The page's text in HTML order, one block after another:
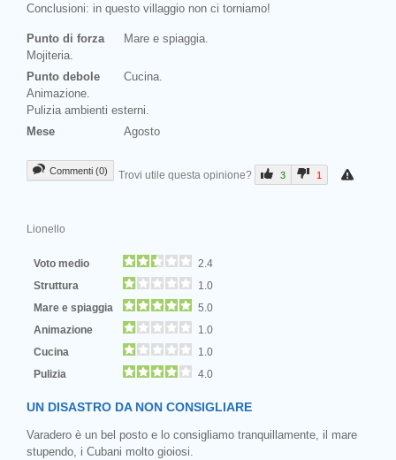
Conclusioni: in questo villaggio non ci torniamo!
Punto di forza
Mare e spiaggia.
Mojiteria.
Punto debole
Cucina.
Animazione.
Pulizia ambienti esterni.
Mese
Agosto
Commenti (0) Trovi utile questa opinione? 3 1
Lionello
Voto medio
2.4
Struttura
1.0
Mare e spiaggia
5.0
Animazione
1.0
Cucina
1.0
Pulizia
4.0
UN DISASTRO DA NON CONSIGLIARE
Varadero è un bel posto e lo consigliamo tranquillamente, il mare
stupendo, i Cubani molto gioiosi.